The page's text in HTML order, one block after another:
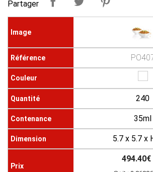
Partager
240
35ml
5.7 x 5.7 x
494.40€